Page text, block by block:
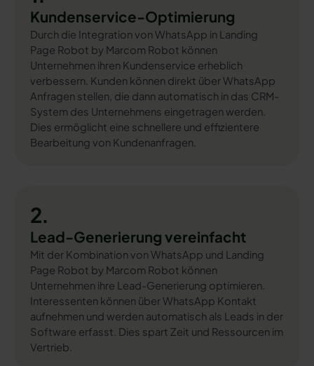
Kundenservice-Optimierung
Durch die Integration von WhatsApp in Landing
Page Robot by Marcom Robot können
Unternehmen ihren Kundenservice erheblich
verbessern. Kunden können direkt über WhatsApp
Anfragen stellen, die dann automatisch in das CRM-
System des Unternehmens eingetragen werden.
Dies ermöglicht eine schnellere und effizientere
Bearbeitung von Kundenanfragen.
2.
Lead-Generierung vereinfacht
Mit der Kombination von WhatsApp und Landing
Page Robot by Marcom Robot können
Unternehmen ihre Lead-Generierung optimieren.
Interessenten können über WhatsApp Kontakt
aufnehmen und werden automatisch als Leads in der
Software erfasst. Dies spart Zeit und Ressourcen im
Vertrieb.